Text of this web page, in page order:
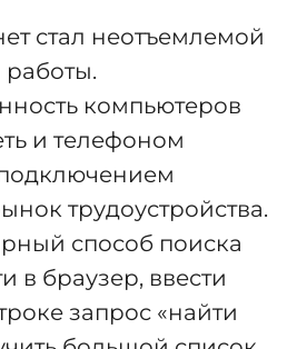
стал неотъемлемой
работы.
компьютеров
и телефоном
трудоустройства.
способ поиска
в браузер, ввести
запрос «найти